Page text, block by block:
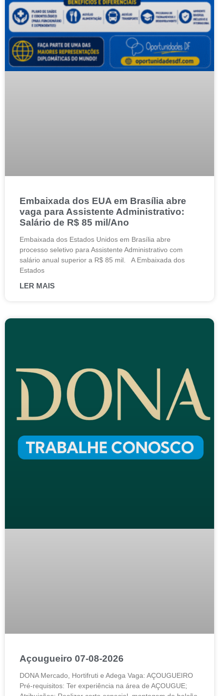
Embaixada dos EUA em Brasília abre
vaga para Assistente Administrativo:
Salário de R$ 85 mil/Ano
Embaixada dos Estados Unidos em Brasília abre
processo seletivo para Assistente Administrativo com
salário anual superior a R$ 85 mil. A Embaixada dos
Estados
LER MAIS
Açougueiro 07-08-2026
DONA Mercado, Hortifruti e Adega Vaga: AÇOUGUEIRO
Pré-requisitos: Ter experiência na área de AÇOUGUE;